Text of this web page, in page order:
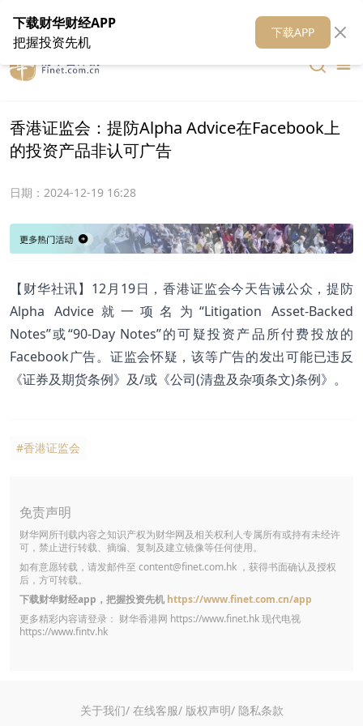
在线客服 关于我们 财华媒体矩阵 财华智库
香港证监会：提防Alpha Advice在Facebook上
的投资产品非认可广告
日期： 2024-12-19 16:28
【财华社讯】12月19日，香港证监会今天告诫公众，提防
Alpha Advice就一项名为“Litigation Asset-Backed
Notes”或“90-Day Notes”的可疑投资产品所付费投放的
Facebook广告。证监会怀疑，该等广告的发出可能已违反
《证券及期货条例》及/或《公司(清盘及杂项条文)条例》。
#香港证监会
免责声明
财华网所刊载内容之知识产权为财华网及相关权利人专属所有或持有未经许
可，禁止进行转载、摘编、复制及建立镜像等任何使用。
如有意愿转载，请发邮件至 content@finet.com.hk ，获得书面确认及授权
后，方可转载。
下载财华财经app，把握投资先机 https://www.finet.com.cn/app
更多精彩内容请登录： 财华香港网 https://www.finet.hk现代电视
https://www.fintv.hk
关于我们/ 在线客服/ 版权声明/ 隐私条款
下载财华财经APP
把握投资先机
下载APP